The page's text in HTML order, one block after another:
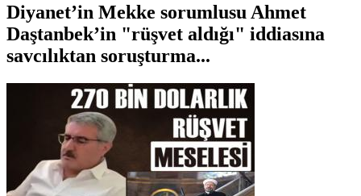
Diyanet’in Mekke sorumlusu Ahmet
Daştanbek’in "rüşvet aldığı" iddiasına
savcılıktan soruşturma...